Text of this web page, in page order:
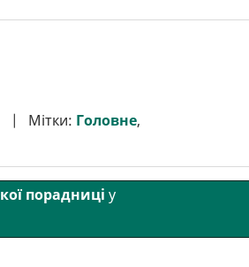
Мітки: Головне,
порадниці у